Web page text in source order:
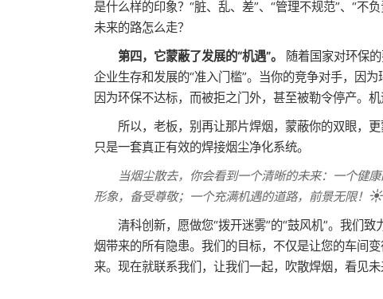
是什么样的印象？“脏、乱、差”、“管理不规范”、“不
未来的路怎么走？
第四，它蒙蔽了发展的“机遇”。
随着国家对环保
企业生存和发展的“准入门槛”。当你的竞争对手，因
因为环保不达标，而被拒之门外，甚至被勒令停产。机
所以，老板，别再让那片焊烟，蒙蔽你的双眼，
只是一套真正有效的焊接烟尘净化系统。
当烟尘散去，你会看到一个清晰的未来：一个健
形象，备受尊敬；一个充满机遇的道路，前景无限！ ☀️
清科创新，愿做您“拨开迷雾”的“鼓风机”。我们
烟带来的所有隐患。我们的目标，不仅是让您的车间
来。现在就联系我们，让我们一起，吹散焊烟，看见未